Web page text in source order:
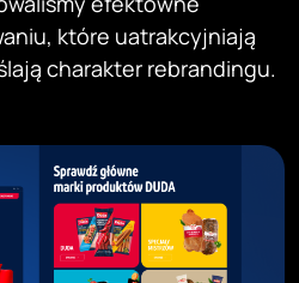
które uatrakcyjniają
charakter rebrandingu.